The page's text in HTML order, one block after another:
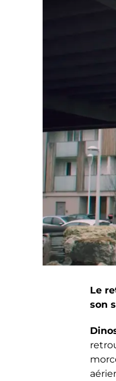
Le
son